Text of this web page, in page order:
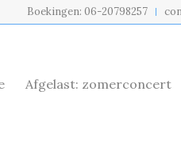
Boekingen: 06-20798257
Afgelast: zomerconcert